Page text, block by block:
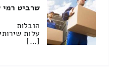
שרביט רמי
הובלות
עלות
[…]